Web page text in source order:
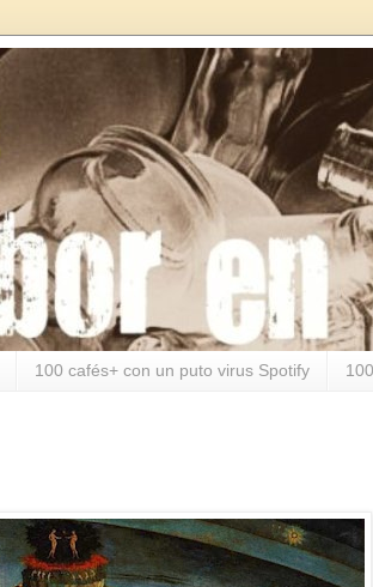
100 cafés+ con un puto virus Spotify